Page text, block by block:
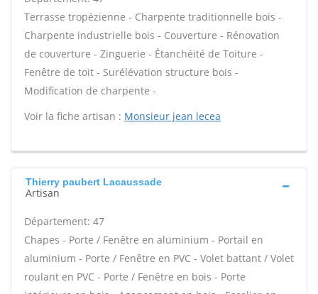
Terrasse tropézienne - Charpente traditionnelle bois -
Charpente industrielle bois - Couverture - Rénovation
de couverture - Zinguerie - Étanchéité de Toiture -
Fenêtre de toit - Surélévation structure bois -
Modification de charpente -
Voir la fiche artisan : Monsieur jean lecea
Thierry paubert Lacaussade
Artisan
Département: 47
Chapes - Porte / Fenêtre en aluminium - Portail en
aluminium - Porte / Fenêtre en PVC - Volet battant / Volet
roulant en PVC - Porte / Fenêtre en bois - Porte